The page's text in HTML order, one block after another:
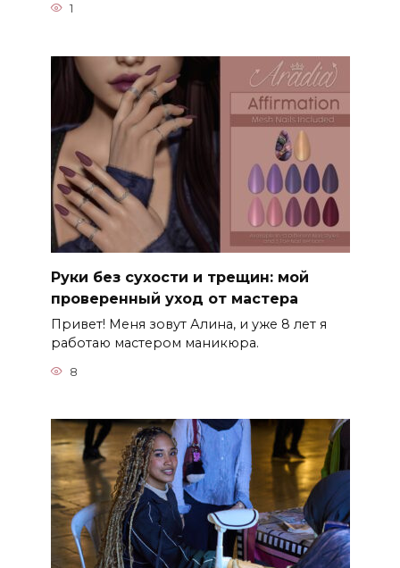
1
Руки без сухости и трещин: мой
проверенный уход от мастера
Привет! Меня зовут Алина, и уже 8 лет я
работаю мастером маникюра.
8